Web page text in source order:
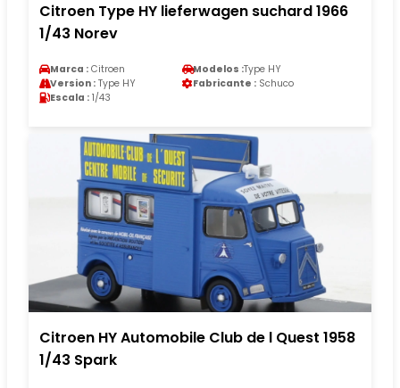
Citroen Type HY lieferwagen suchard 1966
1/43 Norev
Marca : Citroen Modelos :Type HY
Version : Type HY Fabricante : Schuco
Escala : 1/43
Citroen HY Automobile Club de l Quest 1958
1/43 Spark